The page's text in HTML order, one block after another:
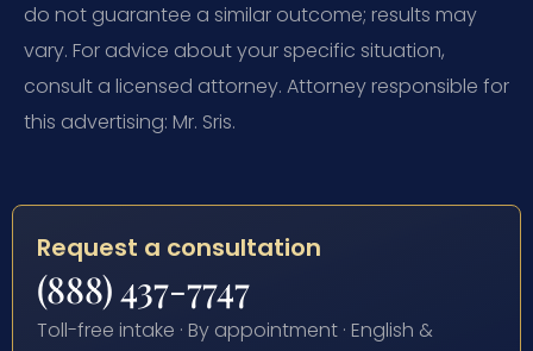
do not guarantee a similar outcome; results may
vary. For advice about your specific situation,
consult a licensed attorney. Attorney responsible for
this advertising: Mr. Sris.
Request a consultation
(888) 437-7747
Toll-free intake · By appointment · English &